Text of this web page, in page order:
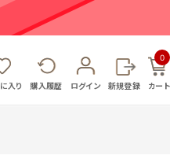
入り
購入履歴 ログイン 新規登録 カート
0